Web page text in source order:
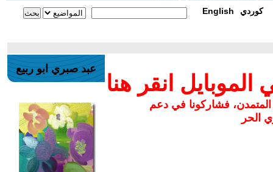
English كوردي
انقر هنا
المتمدن، فشاركونا في دعم
الحر
عبد صبري ابو ربيع